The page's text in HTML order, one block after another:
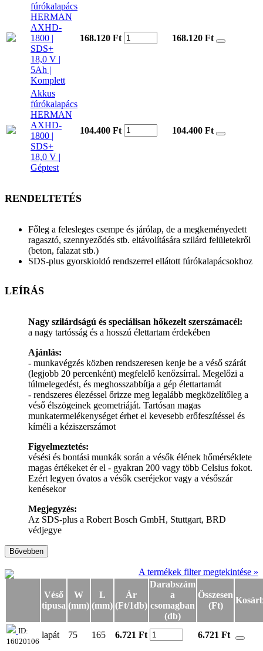
fúrókalapács
HERMAN
AXHD-
1800 |
SDS+
18,0 V |
5Ah |
Komplett
168.120 Ft 168.120 Ft
Akkus
fúrókalapács
HERMAN
AXHD-
1800 |
SDS+
18,0 V |
Géptest
104.400 Ft 104.400 Ft
RENDELTETÉS
Főleg a felesleges csempe és járólap, de a megkeményedett
ragasztó, szennyeződés stb. eltávolítására szilárd felületekről
(beton, falazat stb.)
SDS-plus gyorskioldó rendszerrel ellátott fúrókalapácsokhoz
LEÍRÁS
Nagy szilárdságú és speciálisan hőkezelt szerszámacél:
a nagy tartósság és a hosszú élettartam érdekében
Ajánlás:
- munkavégzés közben rendszeresen kenje be a véső szárát
(legjobb 20 percenként) megfelelő kenőzsírral. Megelőzi a
túlmelegedést, és meghosszabbítja a gép élettartamát
- rendszeres élezéssel őrizze meg legalább megközelítőleg a
véső élszögeinek geometriáját. Tartósan magas
munkatermelékenységet érhet el kevesebb erőfeszítéssel és
kíméli a kéziszerszámot
Figyelmeztetés:
vésési és bontási munkák során a vésők élének hőmérséklete
magas értékeket ér el - gyakran 200 vagy több Celsius fokot.
Ezért legyen óvatos a vésők cseréjekor vagy a vésőszár
kenésekor
Megjegyzés:
Az SDS-plus a Robert Bosch GmbH, Stuttgart, BRD
védjegye
Bővebben
A termékek filter megtekintése »
Véső
tipusa
W
(mm)
L
(mm)
Ár
(Ft/1db)
Darabszám
a
csomagban
(db)
Összesen
(Ft)
ID:
16020106
lapát 75 165 6.721 Ft 6.721 Ft